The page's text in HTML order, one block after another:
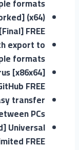
formats
(x64)
[Final] FREE
export to
formats
[x86x64]
FREE
transfer
PCs
Universal
FREE